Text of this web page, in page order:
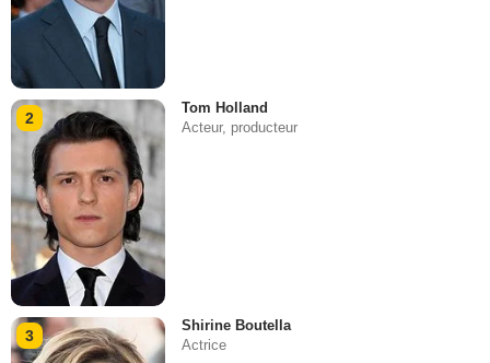
2
Tom Holland
Acteur, producteur
3
Shirine Boutella
Actrice